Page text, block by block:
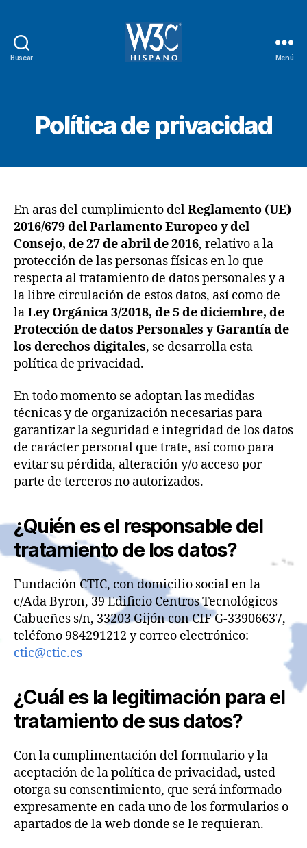
Buscar Menú
Política de privacidad
En aras del cumplimiento delReglamento (UE)
2016/679 del Parlamento Europeo y del
Consejo, de 27 de abril de 2016, relativo a la
protección de las personas físicas en lo que
respecta al tratamiento de datos personales y a
la libre circulación de estos datos, así como de
laLey Orgánica 3/2018, de 5 de diciembre, de
Protección de datos Personales y Garantía de
los derechos digitales, se desarrolla esta
política de privacidad.
En todo momento se adoptan las medidas
técnicas y de organización necesarias para
garantizar la seguridad e integridad de los datos
de carácter personal que trate, así como para
evitar su pérdida, alteración y/o acceso por
parte de terceros no autorizados.
¿Quién es el responsable del
tratamiento de los datos?
Fundación CTIC, con domicilio social en la
c/Ada Byron, 39 Edificio Centros Tecnológicos
Cabueñes s/n, 33203 Gijón con CIF G-33906637,
teléfono 984291212 y correo electrónico:
ctic@ctic.es
¿Cuál es la legitimación para el
tratamiento de sus datos?
Con la cumplimentación del formulario y la
aceptación de la política de privacidad, usted
otorga su consentimiento, que será informado
expresamente en cada uno de los formularios o
apartados de la web donde se le requieran.